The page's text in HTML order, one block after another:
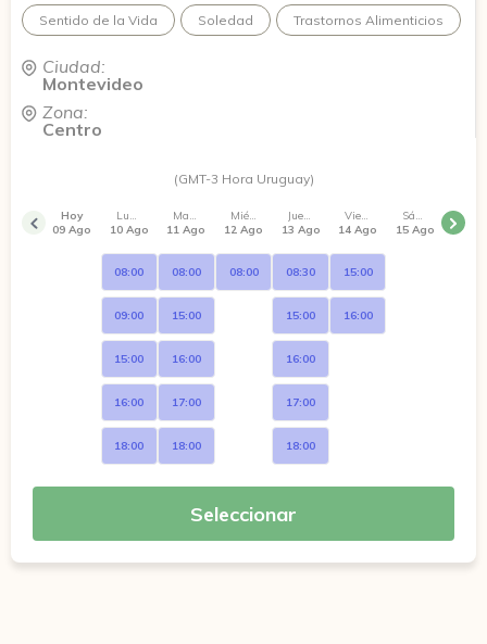
Sentido de la Vida Soledad Trastornos Alimenticios
Ciudad:
Montevideo
Zona:
Centro
(GMT-3 Hora Uruguay)
Hoy
09 Ago
Lunes
10 Ago
08:00
09:00
15:00
16:00
18:00
Martes
11 Ago
08:00
15:00
16:00
17:00
18:00
Miércoles
12 Ago
08:00
Jueves
13 Ago
08:30
15:00
16:00
17:00
18:00
Viernes
14 Ago
15:00
16:00
Sábado
15 Ago
Seleccionar